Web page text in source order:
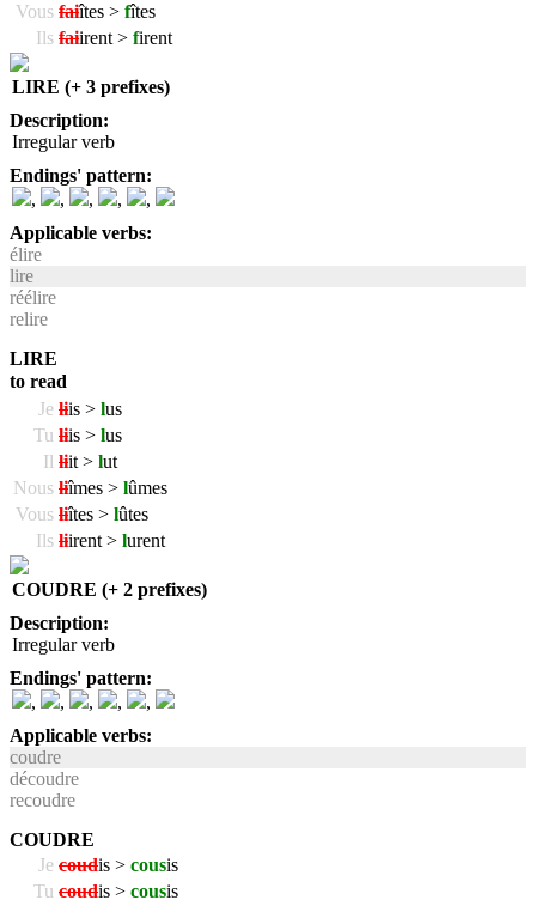
Vous faiîtes > fîtes
Ils faiirent > firent
LIRE (+ 3 prefixes)
Description:
Irregular verb
Endings' pattern:
,
, , ,
,
Applicable verbs:
élire
lire
réélire
relire
LIRE
to read
Je liis > lus
Tu liis > lus
Il liit > lut
Nous liîmes > lûmes
Vous liîtes > lûtes
Ils liirent > lurent
COUDRE (+ 2 prefixes)
Description:
Irregular verb
Endings' pattern:
,
, , ,
,
Applicable verbs:
coudre
découdre
recoudre
COUDRE
Je coudis > cousis
Tu coudis > cousis